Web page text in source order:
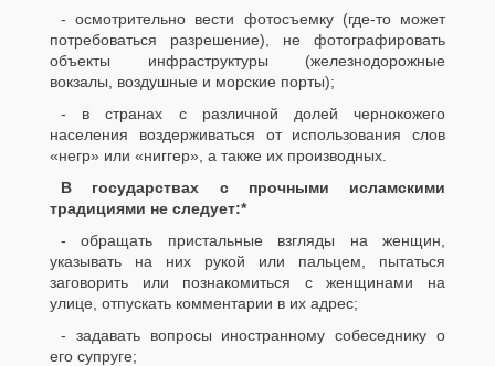
- осмотрительно вести фотосъемку (где-то может
потребоваться разрешение), не фотографировать
объекты инфраструктуры (железнодорожные
вокзалы, воздушные и морские порты);
- в странах с различной долей чернокожего
населения воздерживаться от использования слов
«негр» или «ниггер», а также их производных.
В государствах с прочными исламскими
традициями не следует:*
- обращать пристальные взгляды на женщин,
указывать на них рукой или пальцем, пытаться
заговорить или познакомиться с женщинами на
улице, отпускать комментарии в их адрес;
- задавать вопросы иностранному собеседнику о
его супруге;